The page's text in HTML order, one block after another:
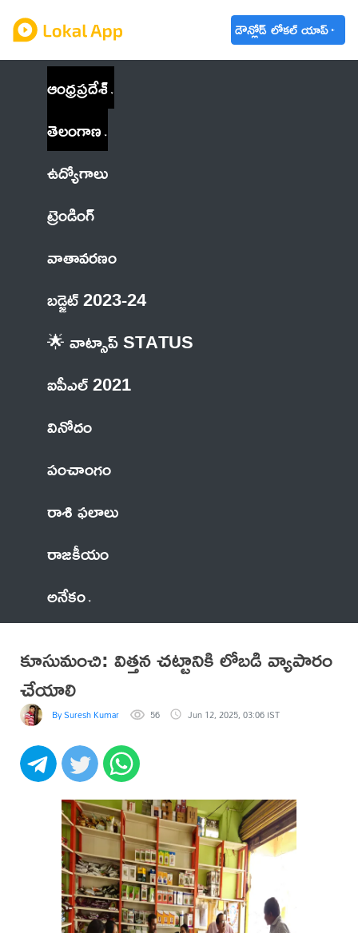
డౌన్లోడ్ లోకల్ యాప్
ఆంధ్రప్రదేశ్
తెలంగాణ
ఉద్యోగాలు
ట్రెండింగ్
వాతావరణం
బడ్జెట్ 2023-24
🌟 వాట్సాప్ STATUS
ఐపీఎల్ 2021
వినోదం
పంచాంగం
రాశి ఫలాలు
రాజకీయం
అనేకం
కూసుమంచి: విత్తన చట్టానికి లోబడి వ్యాపారం
చేయాలి
By Suresh Kumar 56 Jun 12, 2025, 03:06 IST